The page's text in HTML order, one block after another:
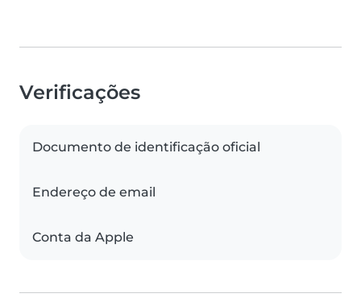
Verificações
Documento de identificação oficial
Endereço de email
Conta da Apple